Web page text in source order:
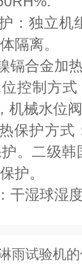
：独立机
隔离。
镉合金加
控制方
机械水位
保护方式
。二级
护。
干湿球湿
雨试验机